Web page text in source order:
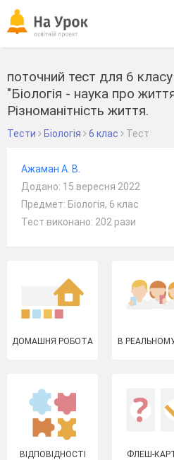
поточний тест для 6 класу
"Біологія - наука про
Різноманітність життя.
Тести Біологія 6 клас Тест
Ажаман А. В.
Додано: 15 вересня 2022
Предмет: Біологія, 6 клас
Тест виконано: 202 рази
ДОМАШНЯ РОБОТА В
ВІДПОВІДНОСТІ ФЛЕШ-